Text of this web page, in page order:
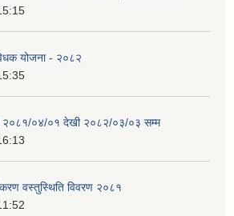
योजना - २०८२
२०८१/०४/०१ देखी २०८२/०३/०३ सम्म
वस्तुस्थिति विवरण २०८१